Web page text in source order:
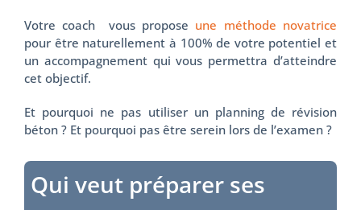
Votre coach vous propose une méthode novatrice
pour être naturellement à 100% de votre potentiel et
un accompagnement qui vous permettra d’atteindre
cet objectif.
Et pourquoi ne pas utiliser un planning de révision
béton ? Et pourquoi pas être serein lors de l’examen ?
Qui veut préparer ses